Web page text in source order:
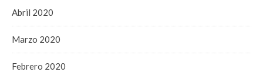
Abril 2020
Marzo 2020
Febrero 2020